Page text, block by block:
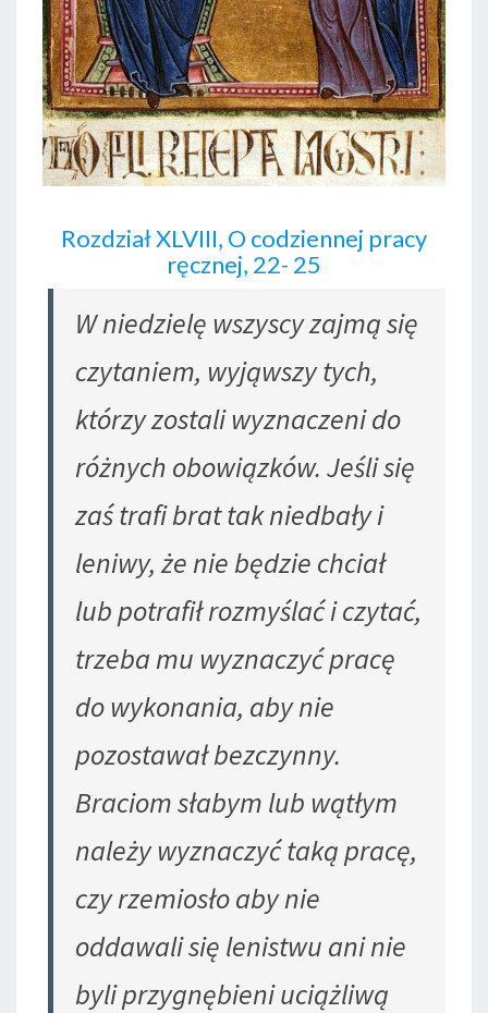
Rozdział XLVIII, O codziennej pracy
ręcznej, 22- 25
W niedzielę wszyscy zajmą się
czytaniem, wyjąwszy tych,
którzy zostali wyznaczeni do
różnych obowiązków. Jeśli się
zaś trafi brat tak niedbały i
leniwy, że nie będzie chciał
lub potrafił rozmyślać i czytać,
trzeba mu wyznaczyć pracę
do wykonania, aby nie
pozostawał bezczynny.
Braciom słabym lub wątłym
należy wyznaczyć taką pracę,
czy rzemiosło aby nie
oddawali się lenistwu ani nie
byli przygnębieni uciążliwą